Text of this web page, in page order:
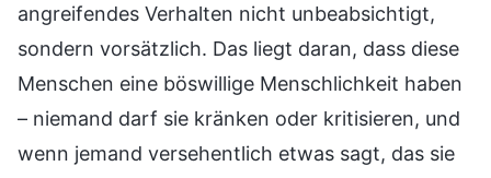
angreifendes Verhalten nicht unbeabsichtigt,
sondern vorsätzlich. Das liegt daran, dass diese
Menschen eine böswillige Menschlichkeit haben
– niemand darf sie kränken oder kritisieren, und
wenn jemand versehentlich etwas sagt, das sie